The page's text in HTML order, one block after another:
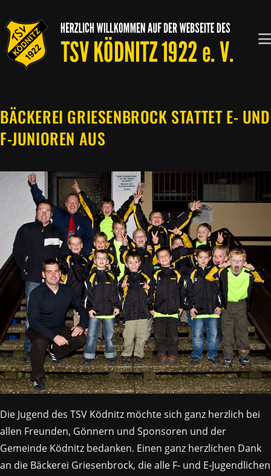
Inhalt
springen
BÄCKEREI GRIESENBROCK STATTET E- UND
F-JUNIOREN AUS
Die Jugend des TSV Ködnitz möchte sich ganz herzlich bei
allen Freunden, Gönnern und Sponsoren und der
Gemeinde Ködnitz bedanken. Einen ganz herzlichen Dank
an die Bäckerei Griesenbrock, die alle F- und E-Jugendlichen